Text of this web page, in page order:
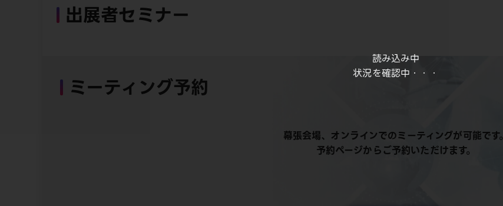
読み込み中
状況を確認中・・・
出展者セミナー
ミーティング予約
幕張会場、オンラインでのミーティングが可能です。
予約ページからご予約いただけます。